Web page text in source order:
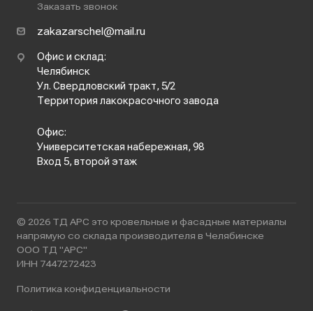
Заказать звонок
zakazarschel@mail.ru
Офис и склад:
Челябинск
Ул. Свердловский тракт, 5/2
Территория лакокрасочного завода
Офис:
Университетская набережная, 98
Вход 5, второй этаж
© 2026 ТД АРС это кровельные и фасадные материалы
напрямую со склада производителя в Челябинске
ООО ТД "АРС"
ИНН 7447272423
Политика конфиденциальности